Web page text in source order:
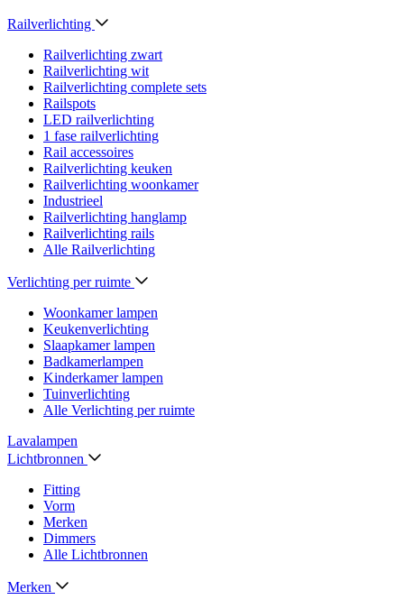
Railverlichting
Railverlichting zwart
Railverlichting wit
Railverlichting complete sets
Railspots
LED railverlichting
1 fase railverlichting
Rail accessoires
Railverlichting keuken
Railverlichting woonkamer
Industrieel
Railverlichting hanglamp
Railverlichting rails
Alle Railverlichting
Verlichting per ruimte
Woonkamer lampen
Keukenverlichting
Slaapkamer lampen
Badkamerlampen
Kinderkamer lampen
Tuinverlichting
Alle Verlichting per ruimte
Lavalampen
Lichtbronnen
Fitting
Vorm
Merken
Dimmers
Alle Lichtbronnen
Merken